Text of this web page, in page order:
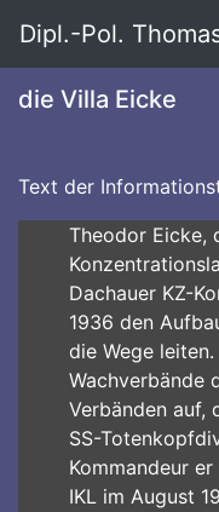
Dipl.-Pol.
die Villa Eicke
Text der
Theodor Eicke,
Dachauer KZ-
1936 den
die Wege
Wachverbände
Verbänden auf,
SS-
Kommandeur
IKL im August